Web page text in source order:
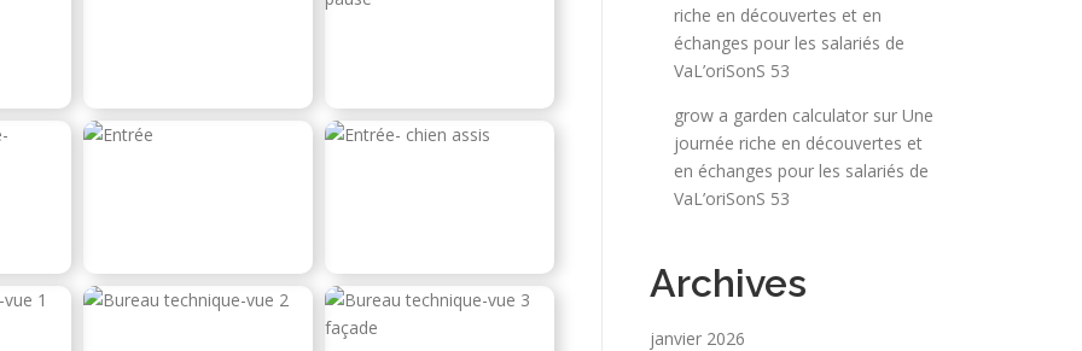
riche en découvertes et en
échanges pour les salariés de
VaL’oriSonS 53
grow a garden calculator sur Une
journée riche en découvertes et
en échanges pour les salariés de
VaL’oriSonS 53
Archives
janvier 2026